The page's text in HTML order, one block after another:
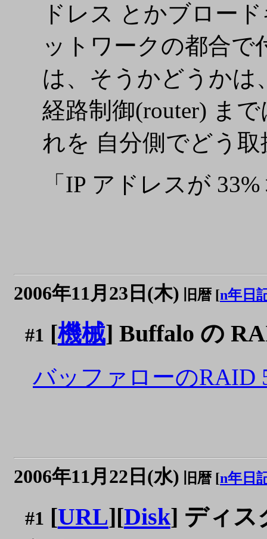
ドレス とかブロー
ットワークの都合で
は、そうかどうかは
経路制御(router) ま
れを 自分側でどう
「IP アドレスが
2006年11月23日(木) 旧暦 [n年日
#1 [機械] Buffalo の
バッファローのRAID
2006年11月22日(水) 旧暦 [n年日
#1 [URL][Disk] ディス